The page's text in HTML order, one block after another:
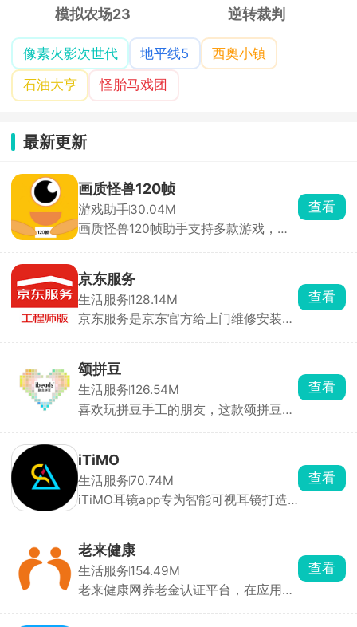
模拟农场23 逆转裁判
像素火影次世代 地平线5
西奥小镇
石油大亨
怪胎马戏团
最新更新
画质怪兽120帧
游戏助手30.04M
画质怪兽120帧助手支持多款游戏，一
意调整，找到最适合自己的游戏画面，
提高极致的游戏体验，享受超清的爽
感。除此以外，软件内还提供了准星工
具、bmi计算机、电子沐浴等功能，软
查看
京东服务
生活服务128.14M
京东服务是京东官方给上门维修安装师
作，还有人脸识别和定位防作弊。能推
广延保拿提成，还能在线培训考试，是
京东上门服务的专用工具。
查看
颂拼豆
生活服务126.54M
喜欢玩拼豆手工的朋友，这款颂拼豆绝
准色号，直接算出每种颜色豆子要用多
少颗。手里豆子颜色不够能直接合并相
近色彩、一键替换缺的色号，还能开启
颜色高亮模式，做手工的时候对应格子
查看
iTiMO
生活服务70.74M
iTiMO耳镜app专为智能可视耳镜打造
高清预览来自耳镜微型摄像头的画面。
软件不仅能满足日常居家耳道清洁查看
需求，更可便捷地用于耳鼻口等部位的
精细化检查。
查看
老来健康
生活服务154.49M
老来健康网养老金认证平台，在应用中
查看